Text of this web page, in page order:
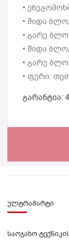
•
• შიდა
• გარე
• შიდა
• გარე
• ფერი:
გარანტია:
ულტრამარტი
საოჯახო